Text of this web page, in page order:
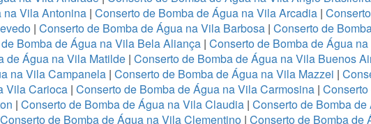
na Vila Antonina| Conserto de Bomba de Água na Vila Arcadia |
| Conserto de Bomba de Água na Vila Barbosa | Conserto de
Bomba de Água na Vila Bela Aliança| Conserto de Bomba de Água
de Água na Vila Matilde | Conserto de Bomba de Água na Vila Buenos
na Vila Campanela| Conserto de Bomba de Água na Vila Mazzei |
Vila Carioca| Conserto de Bomba de Água na Vila Carmosina|
| Conserto de Bomba de Água na Vila Claudia | Conserto de Bomba
Conserto de Bomba de Água na Vila Clementino | Conserto de Bomba de